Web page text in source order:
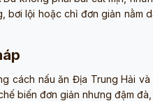
bơi lội hoặc chỉ đơn giản nằm
cách nấu ăn Địa Trung Hải
biến đơn giản nhưng đậm